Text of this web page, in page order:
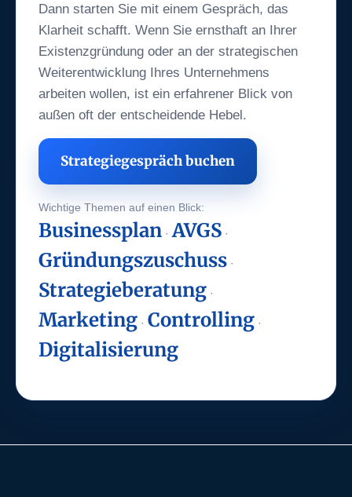
Dann starten Sie mit einem Gespräch, das
Klarheit schafft. Wenn Sie ernsthaft an Ihrer
Existenzgründung oder an der strategischen
Weiterentwicklung Ihres Unternehmens
arbeiten wollen, ist ein erfahrener Blick von
außen oft der entscheidende Hebel.
Strategiegespräch buchen
Wichtige Themen auf einen Blick:
Businessplan ·AVGS ·
Gründungszuschuss ·
Strategieberatung ·
Marketing · Controlling ·
Digitalisierung